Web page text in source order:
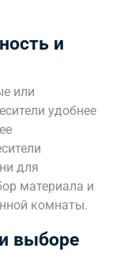
и
или
удобнее
для
материала и
комнаты.
выборе